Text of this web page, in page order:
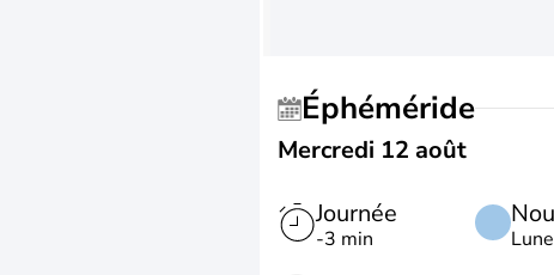
Éphéméride
Mercredi 12 août
Journée
-3 min Lune